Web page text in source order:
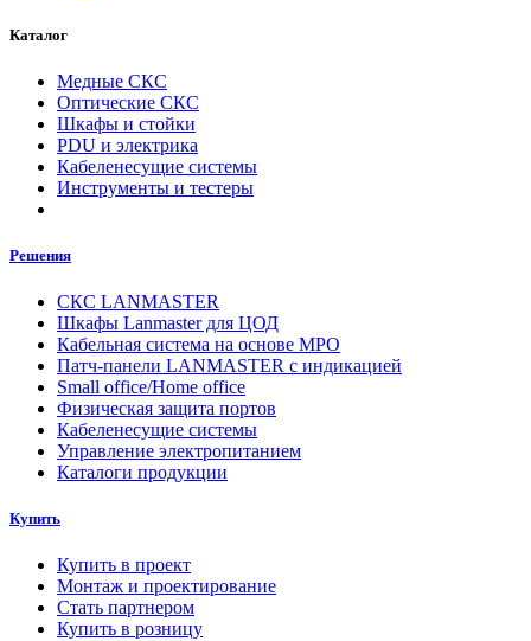
Каталог
Медные СКС
Оптические СКС
Шкафы и стойки
PDU и электрика
Кабеленесущие системы
Инструменты и тестеры
Решения
СКС LANMASTER
Шкафы Lanmaster для ЦОД
Кабельная система на основе MPO
Патч-панели LANMASTER с индикацией
Small office/Home office
Физическая защита портов
Кабеленесущие системы
Управление электропитанием
Каталоги продукции
Купить
Купить в проект
Монтаж и проектирование
Стать партнером
Купить в розницу